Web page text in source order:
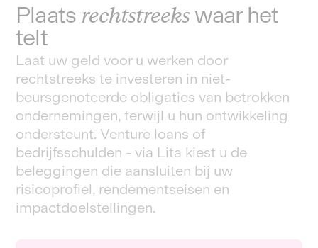
Plaats rechtstreekswaar het
telt
Laat uw geld voor u werken door
rechtstreeks te investeren in niet-
beursgenoteerde obligaties van betrokken
ondernemingen, terwijl u hun ontwikkeling
ondersteunt. Venture loans of
bedrijfsschulden - via Lita kiest u de
beleggingen die aansluiten bij uw
risicoprofiel, rendementseisen en
impactdoelstellingen.